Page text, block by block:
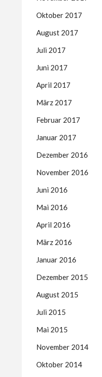
Oktober 2017
August 2017
Juli 2017
Juni 2017
April 2017
März 2017
Februar 2017
Januar 2017
Dezember 2016
November 2016
Juni 2016
Mai 2016
April 2016
März 2016
Januar 2016
Dezember 2015
August 2015
Juli 2015
Mai 2015
November 2014
Oktober 2014